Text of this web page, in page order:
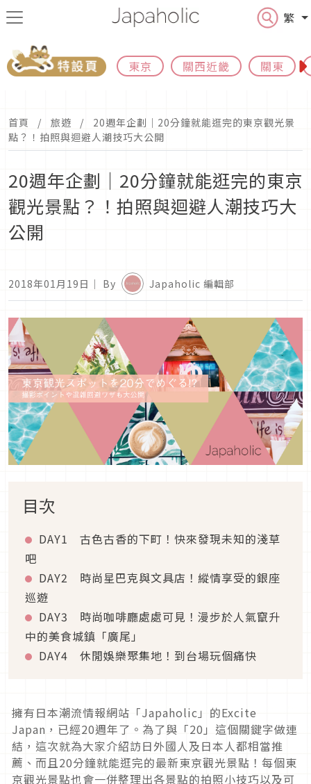
繁
東京 關西近畿 關東
首頁 旅遊
20週年企劃｜20分鐘就能逛完的東京觀光景
點？！拍照與迴避人潮技巧大公開
20週年企劃｜20分鐘就能逛完的東京
觀光景點？！拍照與迴避人潮技巧大
公開
2018年01月19日 ｜ By Japaholic 編輯部
目次
DAY1 古色古香的下町！快來發現未知的淺草
吧
DAY2 時尚星巴克與文具店！縱情享受的銀座
巡遊
DAY3 時尚咖啡廳處處可見！漫步於人氣竄升
中的美食城鎮「廣尾」
DAY4 休閒娛樂聚集地！到台場玩個痛快
擁有日本潮流情報網站「Japaholic」的Excite
Japan，已經20週年了。為了與「20」這個關鍵字做連
結，這次就為大家介紹訪日外國人及日本人都相當推
薦、而且20分鐘就能逛完的最新東京觀光景點！每個東
京觀光景點也會一併整理出各景點的拍照小技巧以及可